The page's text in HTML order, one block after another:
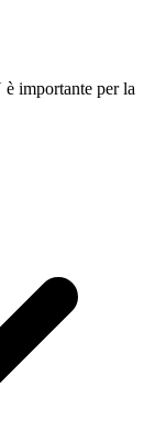
importante per la